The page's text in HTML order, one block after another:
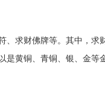
、求财佛牌等。其中，
是黄铜、青铜、银、金等